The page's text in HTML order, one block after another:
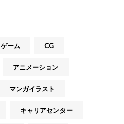
ゲーム CG
アニメーション
マンガイラスト
キャリアセンター